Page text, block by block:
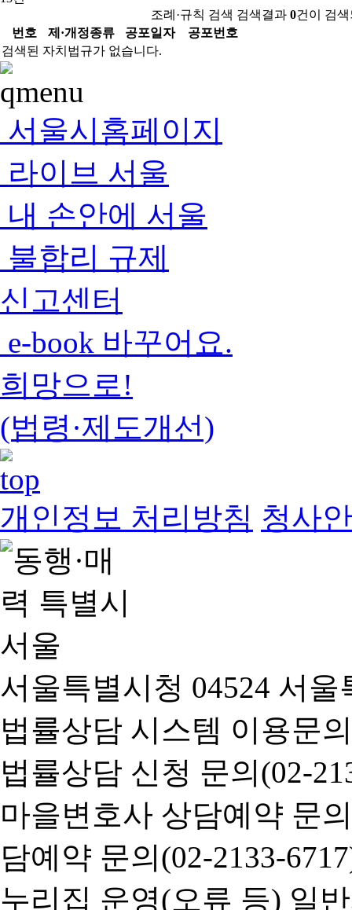
조례·규칙 검색 검색결과 0건이 검
번호
제·개정종류 공포일자
공포번호
검색된 자치법규가 없습니다.
서울시홈페이지
라이브 서울
내 손안에 서울
불합리 규제
신고센터
e-book 바꾸어요.
희망으로!
(법령·제도개선)
개인정보 처리방침 청사
서울특별시청 04524 서
법률상담 시스템 이용문
법률상담 신청 문의(02-
마을변호사 상담예약 문
담예약 문의(02-2133-
누리집 운영(오류 등) 일